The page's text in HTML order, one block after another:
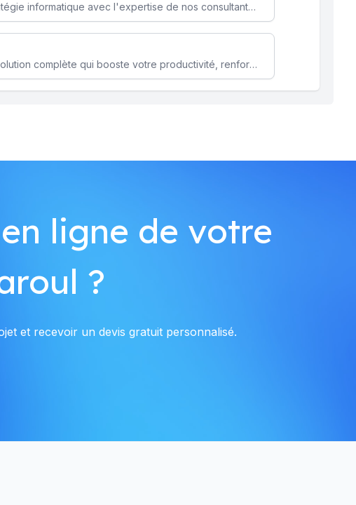
Optimisez votre stratégie informatique avec l'expertise de nos consultants pour améliorer votre efficacité et sécurité.
Microsoft 365 une solution complète qui booste votre productivité, renforce la sécurité de vos données et facilite la collaboration.
ligne de votre
?
et recevoir un devis gratuit personnalisé.